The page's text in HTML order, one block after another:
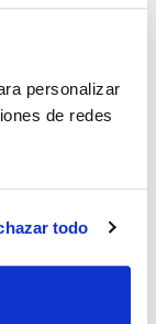
personalizar
de redes
todo
lucir